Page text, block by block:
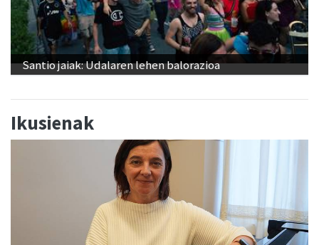
Santio jaiak: Udalaren lehen balorazioa
Ikusienak